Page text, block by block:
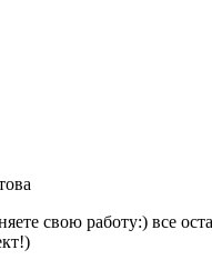
свою работу:) все